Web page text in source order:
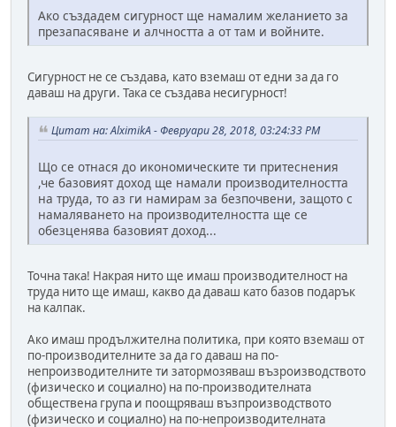
Ако създадем сигурност ще намалим желанието за
презапасяване и алчността а от там и войните.
Сигурност не се създава, като вземаш от едни за да го
даваш на други. Така се създава несигурност!
Цитат на: AlximikA - Февруари 28, 2018, 03:24:33 PM
Що се отнася до икономическите ти притеснения
,че базовият доход ще намали производителността
на труда, то аз ги намирам за безпочвени, защото с
намаляването на производителността ще се
обезценява базовият доход...
Точна така! Накрая нито ще имаш производителност на
труда нито ще имаш, какво да даваш като базов подарък
на калпак.
Ако имаш продължителна политика, при която вземаш от
по-производителните за да го даваш на по-
непроизводителните ти затормозяваш възроизводството
(физическо и социално) на по-производителната
обществена група и поощряваш възпроизводството
(физическо и социално) на по-непроизводителната